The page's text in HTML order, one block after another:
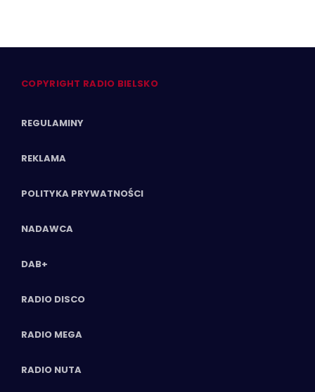
COPYRIGHT RADIO BIELSKO
REGULAMINY
REKLAMA
POLITYKA PRYWATNOŚCI
NADAWCA
DAB+
RADIO DISCO
RADIO MEGA
RADIO NUTA